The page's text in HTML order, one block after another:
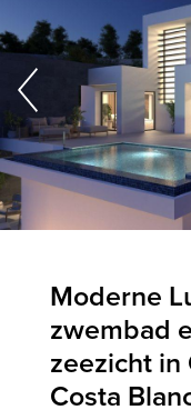
Moderne
zwembad
zeezicht in
Costa